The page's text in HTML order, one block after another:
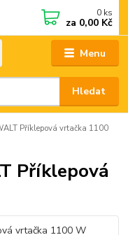
Menu
Hledat
0 ks
za 0,00 Kč
Příklepová vrtačka 1100
Příklepová